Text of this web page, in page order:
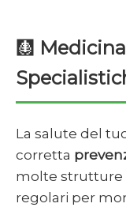
🩻
La salute del
corretta
molte strutture
regolari per